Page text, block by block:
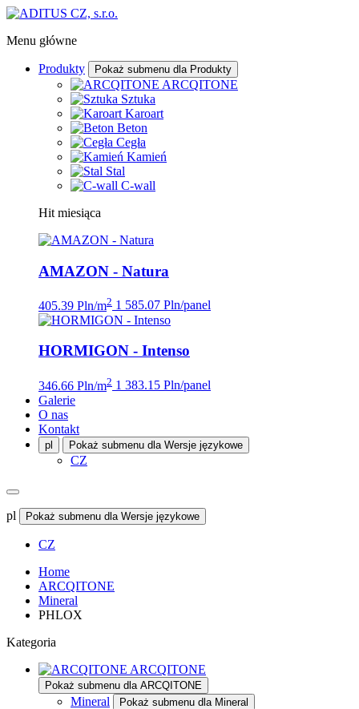
Menu główne
Produkty Pokaż submenu dla Produkty
ARCQITONE
Sztuka
Karoart
Beton
Cegła
Kamień
Stal
C-wall
Hit miesiąca
AMAZON - Natura
405.39 Pln/m2 1 585.07 Pln/panel
HORMIGON - Intenso
346.66 Pln/m2 1 383.15 Pln/panel
Galerie
O nas
Kontakt
pl Pokaż submenu dla Wersje językowe
CZ
pl Pokaż submenu dla Wersje językowe
CZ
Home
ARCQITONE
Mineral
PHLOX
Kategoria
ARCQITONE
Pokaż submenu dla ARCQITONE
Mineral Pokaż submenu dla Mineral